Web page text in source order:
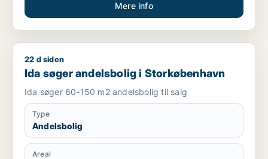
Mere info
Ida søger andelsbolig i Storkøbenhavn
22 d siden
Ida søger andelsbolig i Storkøbenhavn
Ida søger 60-150 m2 andelsbolig til salg
Type
Andelsbolig
Areal